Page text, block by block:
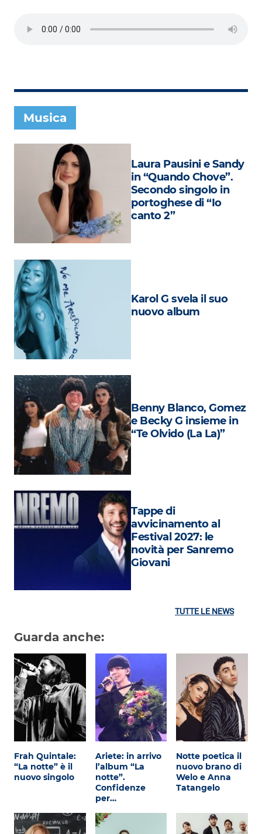
Radio Suby
Foto
Speciali
Oroscopo
Radio Subasio Music Club
Sanremo 2026
News
Musica
Cultura
Attualità
Costume
Extra
Eventi
Musica
Laura Pausini e Sandy
in “Quando Chove”.
Secondo singolo in
portoghese di “Io
canto 2”
Karol G svela il suo
nuovo album
Benny Blanco, Gomez
e Becky G insieme in
“Te Olvido (La La)”
Tappe di
avvicinamento al
Festival 2027: le
novità per Sanremo
Giovani
TUTTE LE NEWS
Guarda anche:
Frah Quintale:
“La notte” è il
nuovo singolo
Ariete: in arrivo
l’album “La
notte”.
Confidenze
per…
Notte poetica il
nuovo brano di
Welo e Anna
Tatangelo